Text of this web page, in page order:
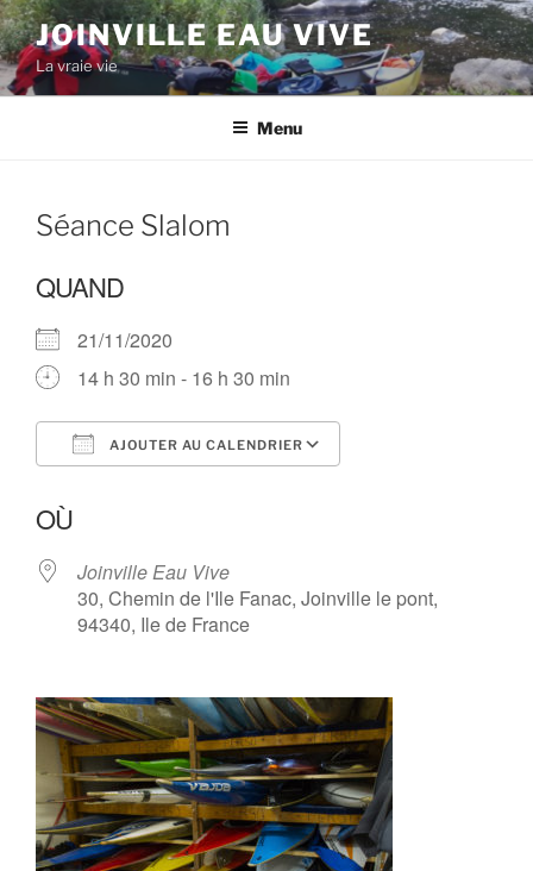
Aller
au
contenu
principal
JOINVILLE EAU VIVE
La vraie vie
Menu
Séance Slalom
QUAND
21/11/2020
14 h 30 min - 16 h 30 min
AJOUTER AU CALENDRIER
OÙ
Joinville Eau Vive
30, Chemin de l'Ile Fanac, Joinville le pont,
94340, Ile de France